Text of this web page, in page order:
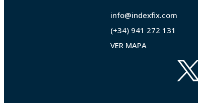
info@indexfix.com
(+34) 941 272 131
VER MAPA